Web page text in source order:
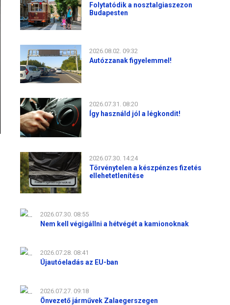
Folytatódik a nosztalgiaszezon
Budapesten
2026.08.02. 09:32
Autózzanak figyelemmel!
2026.07.31. 08:20
Így használd jól a légkondit!
2026.07.30. 14:24
Törvénytelen a készpénzes fizetés
ellehetetlenítése
2026.07.30. 08:55
Nem kell végigállni a hétvégét a kamionoknak
2026.07.28. 08:41
Újautóeladás az EU-ban
2026.07.27. 09:18
Önvezető járművek Zalaegerszegen